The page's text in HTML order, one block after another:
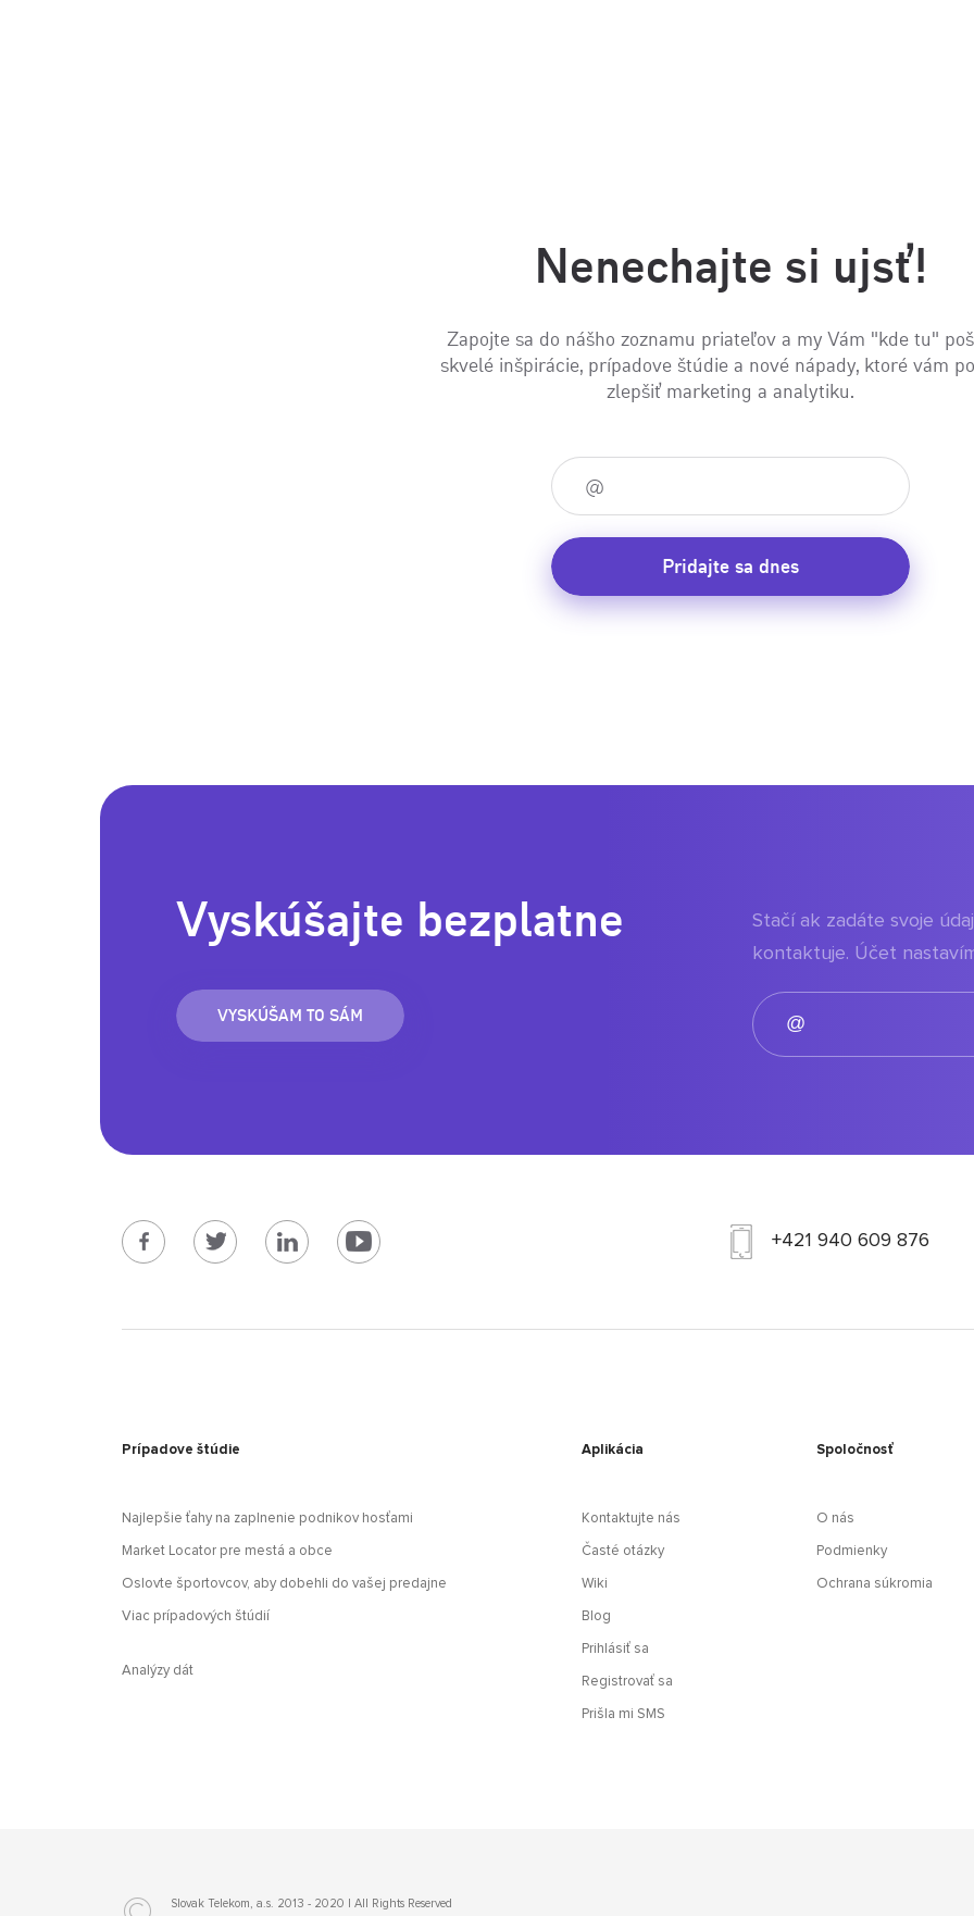
Nenechajte si ujsť!
Zapojte sa do nášho zoznamu priateľov a my Vám "kde tu"
skvelé inšpirácie, prípadove štúdie a nové nápady, ktoré vám
zlepšiť marketing a analytiku.
Pridajte sa dnes
Vyskúšajte bezplatne
VYSKÚŠAM TO SÁM
Stačí ak zadáte svoje
kontaktuje. Účet
+421 940 609 876
Prípadove štúdie
Najlepšie ťahy na zaplnenie podnikov hosťami
Market Locator pre mestá a obce
Oslovte športovcov, aby dobehli do vašej predajne
Viac prípadových štúdií
Analýzy dát
Aplikácia
Kontaktujte nás
Časté otázky
Wiki
Blog
Prihlásiť sa
Registrovať sa
Prišla mi SMS
Spoločnosť
O nás
Podmienky
Ochrana súkromia
Slovak Telekom, a.s. 2013 - 2020 | All Rights Reserved